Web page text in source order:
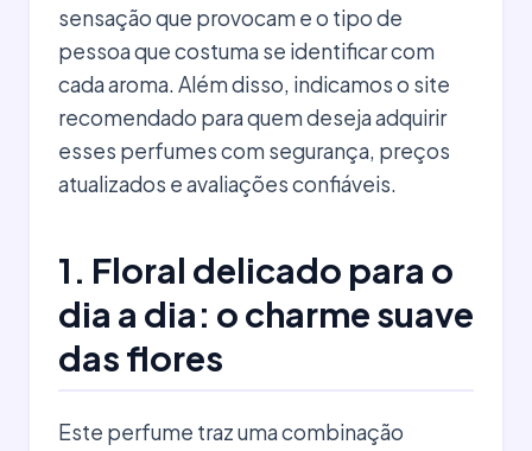
sensação que provocam e o tipo de
pessoa que costuma se identificar com
cada aroma. Além disso, indicamos o site
recomendado para quem deseja adquirir
esses perfumes com segurança, preços
atualizados e avaliações confiáveis.
1. Floral delicado para o
dia a dia: o charme suave
das flores
Este perfume traz uma combinação